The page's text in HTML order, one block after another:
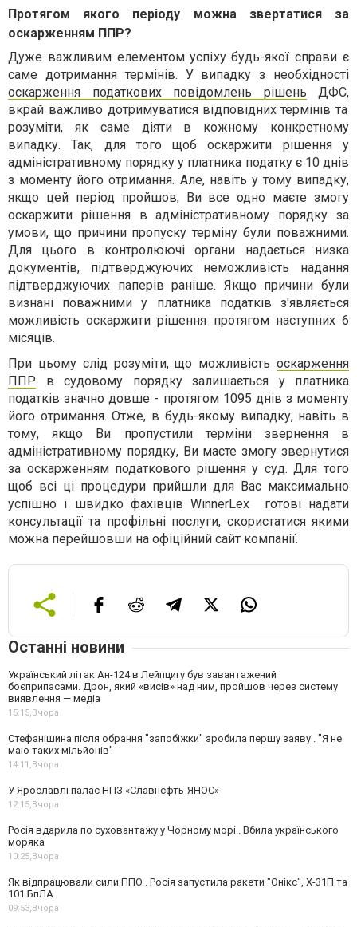
Протягом якого періоду можна звертатися за
оскарженням ППР?
Дуже важливим елементом успіху будь-якої справи є
саме дотримання термінів. У випадку з необхідності
оскарження податкових повідомлень рішень ДФС,
вкрай важливо дотримуватися відповідних термінів та
розуміти, як саме діяти в кожному конкретному
випадку. Так, для того щоб оскаржити рішення у
адміністративному порядку у платника податку є 10 днів
з моменту його отримання. Але, навіть у тому випадку,
якщо цей період пройшов, Ви все одно маєте змогу
оскаржити рішення в адміністративному порядку за
умови, що причини пропуску терміну були поважними.
Для цього в контролюючі органи надається низка
документів, підтверджуючих неможливість надання
підтверджуючих паперів раніше. Якщо причини були
визнані поважними у платника податків з'являється
можливість оскаржити рішення протягом наступних 6
місяців.
При цьому слід розуміти, що можливість оскарження
ППР в судовому порядку залишається у платника
податків значно довше - протягом 1095 днів з моменту
його отримання. Отже, в будь-якому випадку, навіть в
тому, якщо Ви пропустили терміни звернення в
адміністративному порядку, Ви маєте змогу звернутися
за оскарженням податкового рішення у суд. Для того
щоб всі ці процедури прийшли для Вас максимально
успішно і швидко фахівців WinnerLex готові надати
консультації та профільні послуги, скористатися якими
можна перейшовши на офіційний сайт компанії.
Останні новини
Український літак Ан-124 в Лейпцигу був завантажений
боєприпасами. Дрон, який «висів» над ним, пройшов через систему
виявлення — медіа
15:15,Вчора
Стефанішина після обрання "запобіжки" зробила першу заяву . "Я не
маю таких мільйонів"
14:11,Вчора
У Ярославлі палає НПЗ «Славнєфть-ЯНОС»
12:15,Вчора
Росія вдарила по суховантажу у Чорному морі . Вбила українського
моряка
10:25,Вчора
Як відпрацювали сили ППО . Росія запустила ракети "Онікс", Х-31П та
101 БпЛА
09:53,Вчора